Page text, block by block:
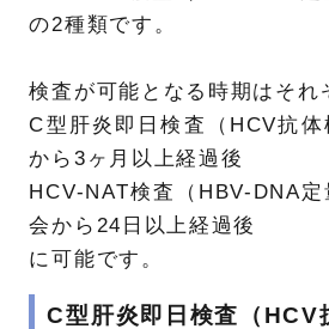
の2種類です。
検査が可能となる時期はそれ
C型肝炎即日検査（HCV抗
から3ヶ月以上経過後
HCV-NAT検査（HBV-DNA
会から24日以上経過後
に可能です。
C型肝炎即日検査（HCV